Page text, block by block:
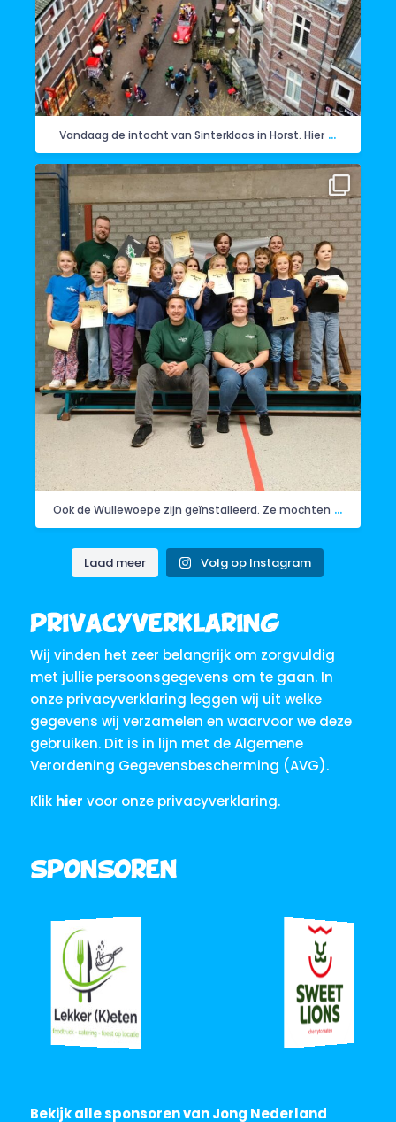
Vandaag de intocht van Sinterklaas in Horst. Hier ...
Ook de Wullewoepe zijn geïnstalleerd. Ze mochten...
Ook de Wullewoepe zijn geïnstalleerd. Ze mochten ...
Laad meer Volg op Instagram
Privacyverklaring
Wij vinden het zeer belangrijk om zorgvuldig
met jullie persoonsgegevens om te gaan. In
onze privacyverklaring leggen wij uit welke
gegevens wij verzamelen en waarvoor we deze
gebruiken. Dit is in lijn met de Algemene
Verordening Gegevensbescherming (AVG).
Klik hier voor onze privacyverklaring.
Sponsoren
Bekijk alle sponsoren van Jong Nederland